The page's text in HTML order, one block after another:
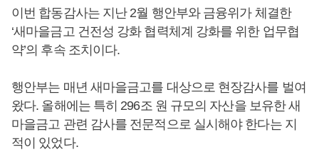
이번 합동감사는 지난 2월 행안부와 금융위가 체결한
‘새마을금고 건전성 강화 협력체계 강화를 위한 업무협
약’의 후속 조치이다.
행안부는 매년 새마을금고를 대상으로 현장감사를 벌여
왔다. 올해에는 특히 296조 원 규모의 자산을 보유한 새
마을금고 관련 감사를 전문적으로 실시해야 한다는 지
적이 있었다.